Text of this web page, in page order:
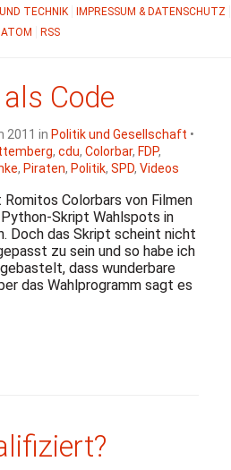
TECHNIK
IMPRESSUM & DATENSCHUTZ
ATOM
RSS
Code
2011 in Politik und Gesellschaft •
, cdu, Colorbar, FDP,
, Piraten, Politik, SPD, Videos
Colorbars von Filmen
Skript Wahlspots in
Doch das Skript scheint nicht
zu sein und so habe ich
dass wunderbare
das Wahlprogramm sagt es